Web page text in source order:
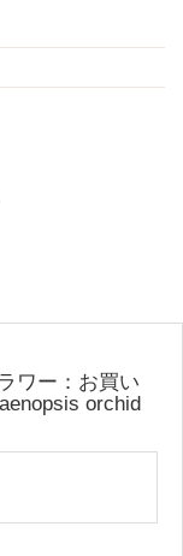
ワー：お買い
orchid